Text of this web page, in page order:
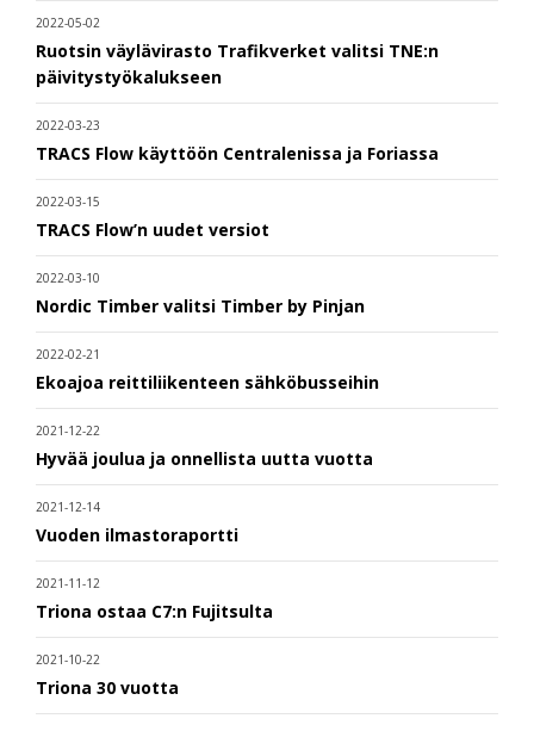
2022-05-02
Ruotsin väylävirasto Trafikverket valitsi TNE:n
päivitystyökalukseen
2022-03-23
TRACS Flow käyttöön Centralenissa ja Foriassa
2022-03-15
TRACS Flow’n uudet versiot
2022-03-10
Nordic Timber valitsi Timber by Pinjan
2022-02-21
Ekoajoa reittiliikenteen sähköbusseihin
2021-12-22
Hyvää joulua ja onnellista uutta vuotta
2021-12-14
Vuoden ilmastoraportti
2021-11-12
Triona ostaa C7:n Fujitsulta
2021-10-22
Triona 30 vuotta